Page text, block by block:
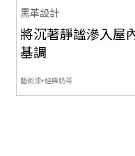
黑革設計
將沉著靜謐滲入屋
基調
藝術漆+經典奶茶